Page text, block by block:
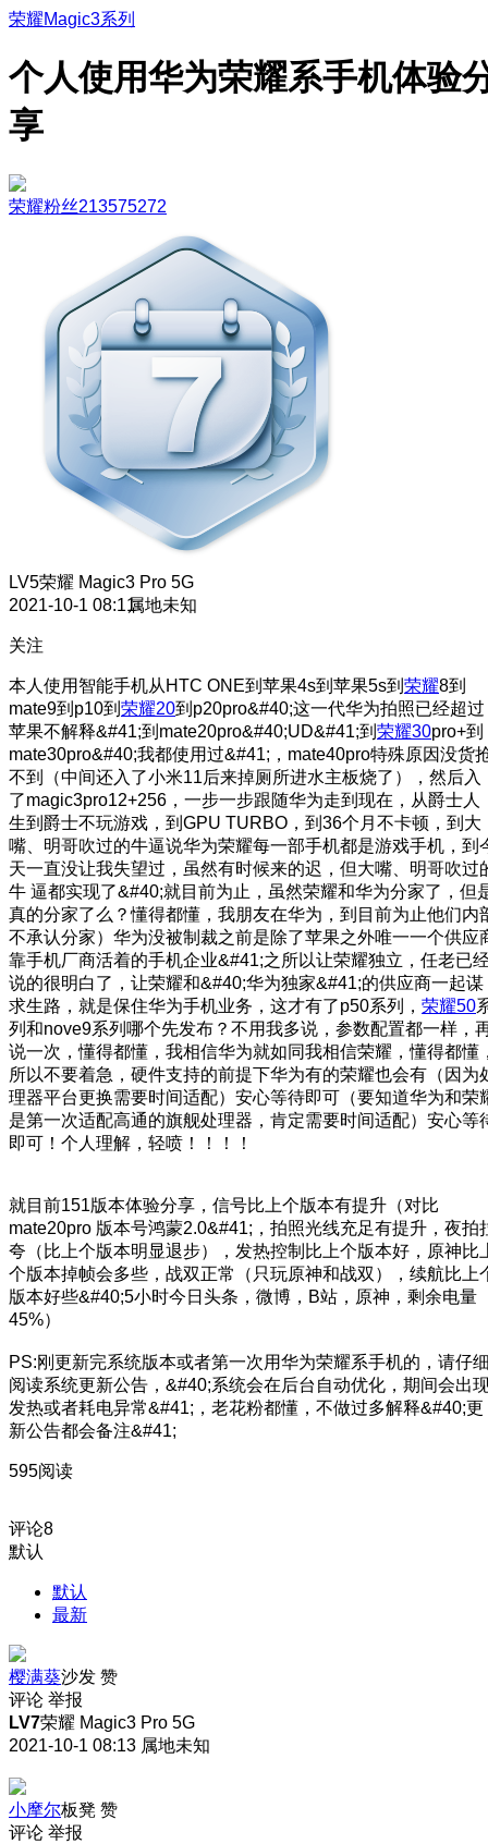
荣耀Magic3系列
个人使用华为荣耀系手机体验
享
荣耀粉丝213575272
LV5荣耀 Magic3 Pro 5G
2021-10-1 08:11属地未知
关注
本人使用智能手机从HTC ONE到苹果4s到苹果5s到 荣耀8到
mate9到p10到 荣耀20到p20pro&#40;这一代华为拍照已经超过
苹果不解释&#41;到mate20pro&#40;UD&#41;到 荣耀30pro+到
mate30pro&#40;我都使用过&#41;，mate40pro特殊原因没货
不到（中间还入了小米11后来掉厕所进水主板烧了），然后入
了magic3pro12+256，一步一步跟随华为走到现在，从爵士人
生到爵士不玩游戏，到GPU TURBO，到36个月不卡顿，到大
嘴、明哥吹过的牛逼说华为荣耀每一部手机都是游戏手机，到
天一直没让我失望过，虽然有时候来的迟，但大嘴、明哥吹过
牛 逼都实现了&#40;就目前为止，虽然荣耀和华为分家了，但
真的分家了么？懂得都懂，我朋友在华为，到目前为止他们内
不承认分家）华为没被制裁之前是除了苹果之外唯一一个供应
靠手机厂商活着的手机企业&#41;之所以让荣耀独立，任老已
说的很明白了，让荣耀和&#40;华为独家&#41;的供应商一起谋
求生路，就是保住华为手机业务，这才有了p50系列， 荣耀50
列和nove9系列哪个先发布？不用我多说，参数配置都一样，
说一次，懂得都懂，我相信华为就如同我相信荣耀，懂得都懂
所以不要着急，硬件支持的前提下华为有的荣耀也会有（因为
理器平台更换需要时间适配）安心等待即可（要知道华为和荣
是第一次适配高通的旗舰处理器，肯定需要时间适配）安心等
即可！个人理解，轻喷！！！！
就目前151版本体验分享，信号比上个版本有提升（对比
mate20pro 版本号鸿蒙2.0&#41;，拍照光线充足有提升，夜拍
夸（比上个版本明显退步），发热控制比上个版本好，原神比
个版本掉帧会多些，战双正常（只玩原神和战双），续航比上
版本好些&#40;5小时今日头条，微博，B站，原神，剩余电量
45%）
PS:刚更新完系统版本或者第一次用华为荣耀系手机的，请仔
阅读系统更新公告，&#40;系统会在后台自动优化，期间会出
发热或者耗电异常&#41;，老花粉都懂，不做过多解释&#40;更
新公告都会备注&#41;
595阅读
评论8
默认
默认
最新
樱满葵沙发 赞
评论 举报
LV7荣耀 Magic3 Pro 5G
2021-10-1 08:13 属地未知
小摩尔板凳 赞
评论 举报